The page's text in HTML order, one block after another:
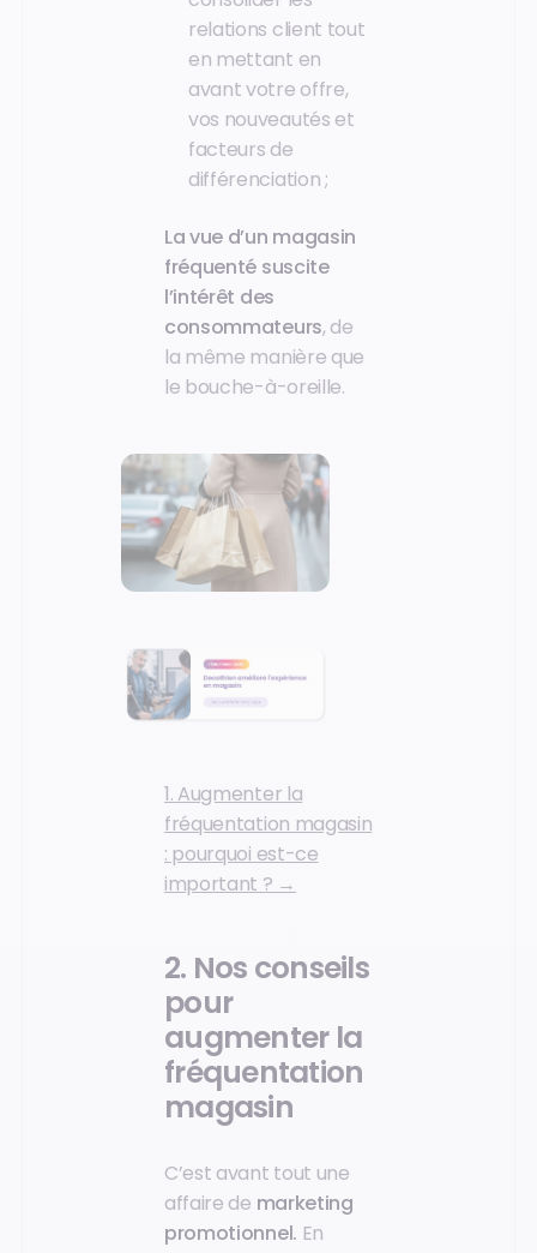
relations client tout
en mettant en
avant votre offre,
vos nouveautés et
facteurs de
différenciation ;
La vue d’un magasin
fréquenté suscite
l’intérêt des
consommateurs, de
la même manière que
le bouche-à-oreille.
1. Augmenter la
fréquentation magasin
: pourquoi est-ce
important ? →
2. Nos conseils
pour
augmenter la
fréquentation
magasin
C’est avant tout une
affaire de marketing
promotionnel. En